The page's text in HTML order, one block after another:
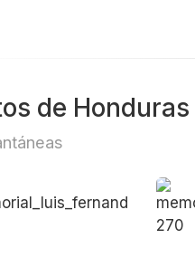
de Honduras